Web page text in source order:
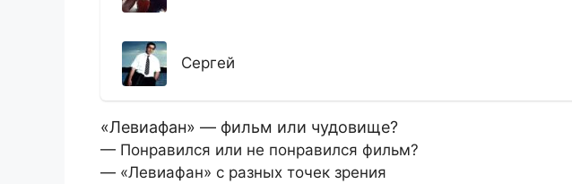
Сергей
«Левиафан» — фильм или чудовище?
— Понравился или не понравился фильм?
— «Левиафан» с разных точек зрения